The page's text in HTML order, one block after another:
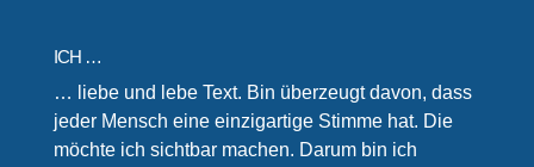
ICH …
… liebe und lebe Text. Bin überzeugt davon, dass
jeder Mensch eine einzigartige Stimme hat. Die
möchte ich sichtbar machen. Darum bin ich